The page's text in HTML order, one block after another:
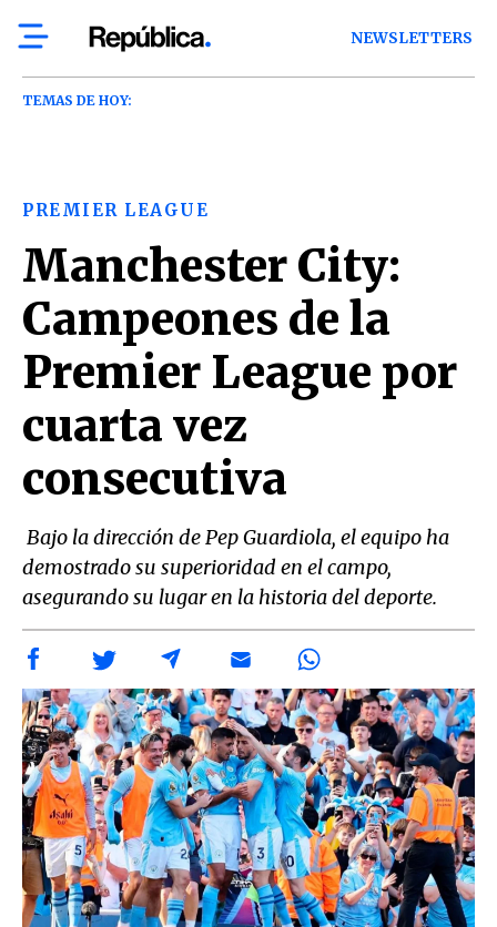
NEWSLETTERS
TEMAS DE HOY:
PREMIER LEAGUE
Manchester City:
Campeones de la
Premier League por
cuarta vez
consecutiva
Bajo la dirección de Pep Guardiola, el equipo ha
demostrado su superioridad en el campo,
asegurando su lugar en la historia del deporte.